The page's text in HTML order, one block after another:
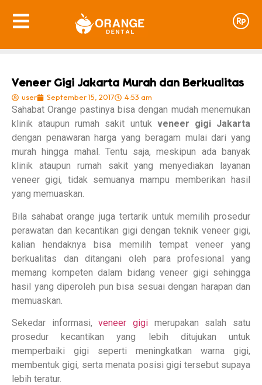
Veneer Gigi Jakarta Murah dan Berkualitas
user September 15, 2017 4:53 am
Sahabat Orange pastinya bisa dengan mudah menemukan
klinik ataupun rumah sakit untuk veneer gigi Jakarta
dengan penawaran harga yang beragam mulai dari yang
murah hingga mahal. Tentu saja, meskipun ada banyak
klinik ataupun rumah sakit yang menyediakan layanan
veneer gigi, tidak semuanya mampu memberikan hasil
yang memuaskan.
Bila sahabat orange juga tertarik untuk memilih prosedur
perawatan dan kecantikan gigi dengan teknik veneer gigi,
kalian hendaknya bisa memilih tempat veneer yang
berkualitas dan ditangani oleh para profesional yang
memang kompeten dalam bidang veneer gigi sehingga
hasil yang diperoleh pun bisa sesuai dengan harapan dan
memuaskan.
Sekedar informasi,veneer gigi merupakan salah satu
prosedur kecantikan yang lebih ditujukan untuk
memperbaiki gigi seperti meningkatkan warna gigi,
membentuk gigi, serta menata posisi gigi tersebut supaya
lebih teratur.